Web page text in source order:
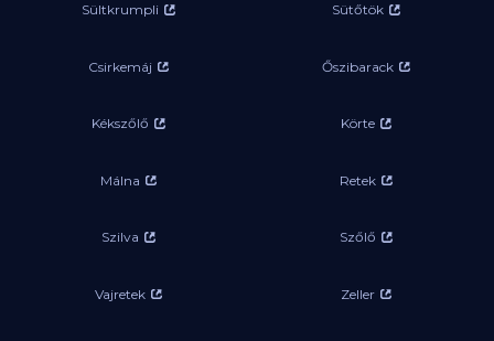
Sültkrumpli Sütőtök
Csirkemáj Őszibarack
Kékszőlő Körte
Málna Retek
Szilva Szőlő
Vajretek Zeller